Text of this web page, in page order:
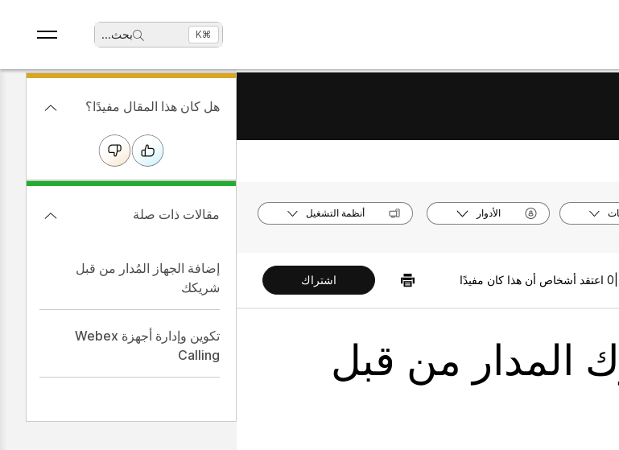
بحث... ⌘K
الأدوار أنظمة التشغيل
0 اعتقد أشخاص أن هذا كان مفيدًا اشتراك
المدار من قبل
هل كان هذا المقال مفيدًا؟
مقالات ذات صلة
إضافة الجهاز المُدار من قبل
شريكك
تكوين وإدارة أجهزة Webex
Calling